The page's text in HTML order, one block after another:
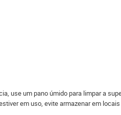
use um pano úmido para limpar a
em uso, evite armazenar em